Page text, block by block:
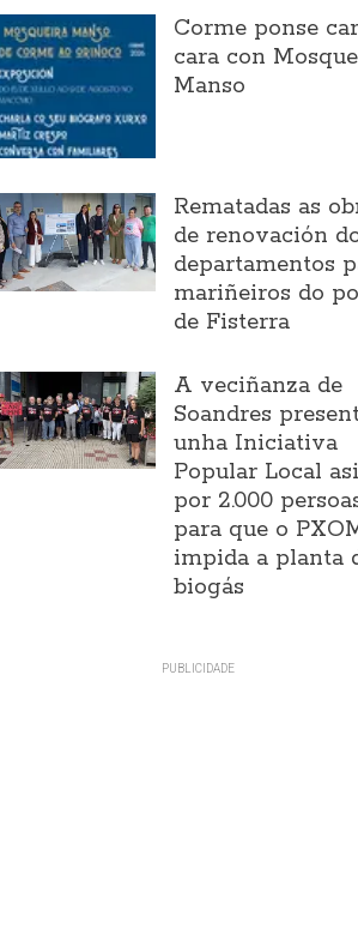
Corme ponse
cara con
Manso
Rematadas as
de renovación
departamentos
mariñeiros do
de Fisterra
A veciñanza de
Soandres
unha Iniciativa
Popular Local
por 2.000
para que o
impida a planta
biogás